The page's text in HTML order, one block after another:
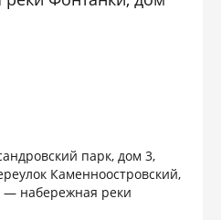
парк, дом 3,
Каменноостровский,
— набережная реки